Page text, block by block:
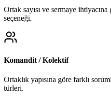
Ortak sayısı ve sermaye
seçeneği.
Komandit / Kolektif
Ortaklık yapısına göre farklı
türleri.